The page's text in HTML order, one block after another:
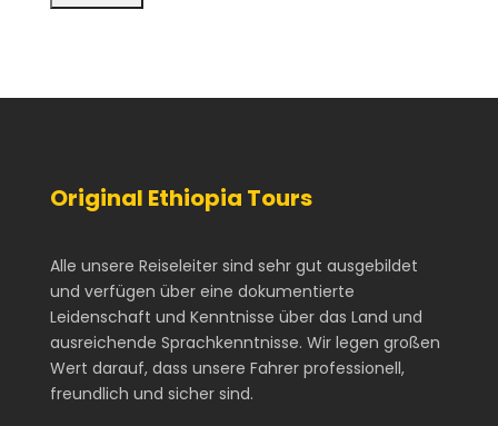
Original Ethiopia Tours
Alle unsere Reiseleiter sind sehr gut ausgebildet
und verfügen über eine dokumentierte
Leidenschaft und Kenntnisse über das Land und
ausreichende Sprachkenntnisse. Wir legen großen
Wert darauf, dass unsere Fahrer professionell,
freundlich und sicher sind.